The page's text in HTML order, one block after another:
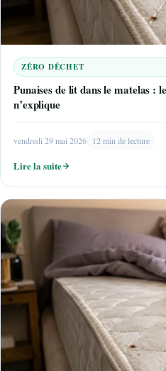
ZÉRO DÉCHET
Punaises de lit dans le matelas :
n’explique
vendredi 29 mai 2026 12 min de lecture
Lire la suite